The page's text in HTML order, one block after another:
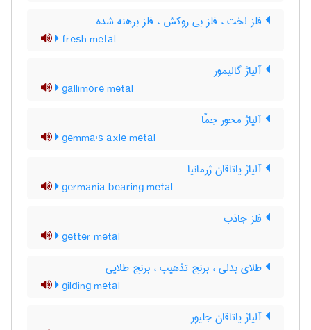
فلز لخت ، فلز بی روکش ، فلز برهنه شده
fresh metal
آلیاژ گالیمور
gallimore metal
آلیاژ محور جمّا
gemma's axle metal
آلیاژ یاتاقان ژرمانیا
germania bearing metal
فلز جاذب
getter metal
طلای بدلی ، برنج تذهیب ، برنج طلایی
gilding metal
آلیاژ یاتاقان جلیور